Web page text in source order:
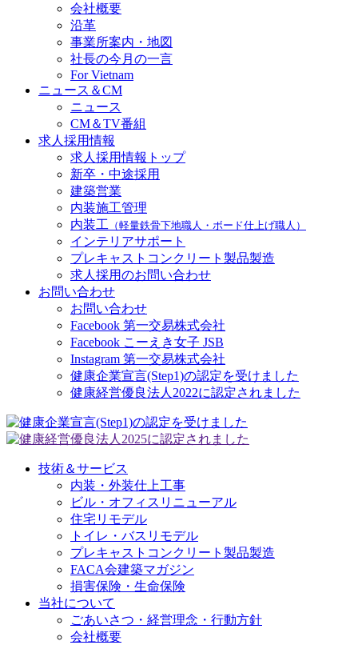
会社概要
沿革
事業所案内・地図
社長の今月の一言
For Vietnam
ニュース＆CM
ニュース
CM＆TV番組
求人採用情報
求人採用情報トップ
新卒・中途採用
建築営業
内装施工管理
内装工 （軽量鉄骨下地職人・ボード仕上げ職人）
インテリアサポート
プレキャストコンクリート製品製造
求人採用のお問い合わせ
お問い合わせ
お問い合わせ
Facebook 第一交易株式会社
Facebook こーえき女子 JSB
Instagram 第一交易株式会社
健康企業宣言(Step1)の認定を受けました
健康経営優良法人2022に認定されました
技術＆サービス
内装・外装仕上工事
ビル・オフィスリニューアル
住宅リモデル
トイレ・バスリモデル
プレキャストコンクリート製品製造
FACA会建築マガジン
損害保険・生命保険
当社について
ごあいさつ・経営理念・行動方針
会社概要